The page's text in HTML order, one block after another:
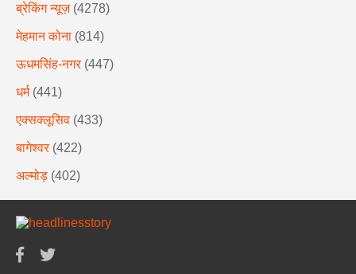
ब्रेकिंग न्यूज़ (4278)
मेहमान कोना (814)
ऊधमसिंह-नगर (447)
धर्म (441)
एक्सक्लूसिव (433)
बागेश्वर (422)
अल्मोड़ (402)